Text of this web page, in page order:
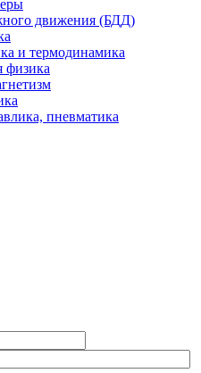
движения (БДД)
и термодинамика
физика
пневматика